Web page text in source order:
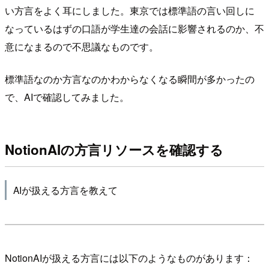
い方言をよく耳にしました。東京では標準語の言い回しに
なっているはずの口語が学生達の会話に影響されるのか、不
意になまるので不思議なものです。
標準語なのか方言なのかわからなくなる瞬間が多かったの
で、AIで確認してみました。
NotionAIの方言リソースを確認する
AIが扱える方言を教えて
NotionAIが扱える方言には以下のようなものがあります：